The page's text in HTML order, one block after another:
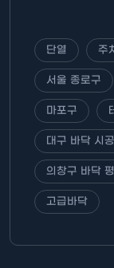
단열 주
서울 종로구
마포구
대구 바닥 시공
의창구 바닥
고급바닥